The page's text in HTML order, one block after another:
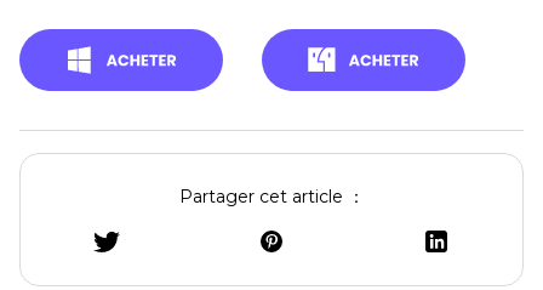
Partager cet article ：